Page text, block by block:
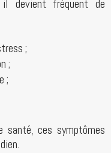
il devient fréquent de
;
;
;
santé, ces symptômes